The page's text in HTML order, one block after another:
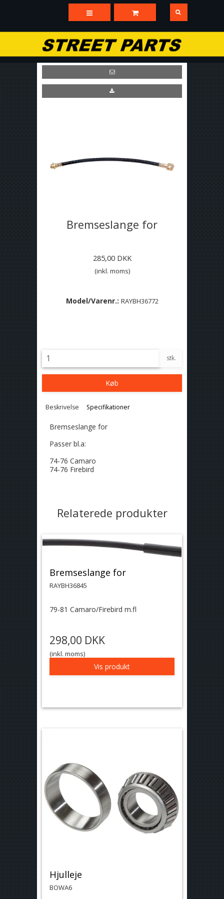
Bremseslange for
285,00 DKK
(inkl. moms)
Model/Varenr.: RAYBH36772
stk.
Køb
Beskrivelse Specifikationer
Bremseslange for
Passer bl.a:
74-76 Camaro
74-76 Firebird
Relaterede produkter
Bremseslange for
RAYBH36845
79-81 Camaro/Firebird m.fl
298,00 DKK
(inkl. moms)
Vis produkt
Hjulleje
BOWA6